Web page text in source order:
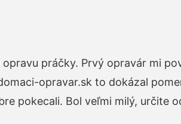
práčky. Prvý opravár mi
opravar.sk to dokázal
pokecali. Bol veľmi milý, určite